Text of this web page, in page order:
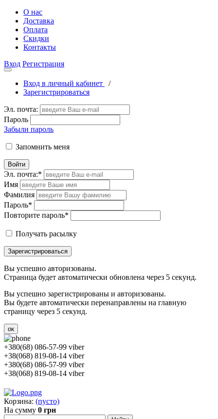
О нас
Доставка
Оплата
Скидки
Контакты
Вход Регистрация
Вход в личный кабинет
/
Зарегистрироваться
Эл. почта:
Пароль
Забыли пароль
Запомнить меня
Войти
Эл. почта:*
Имя
Фамилия
Пароль*
Повторите пароль*
Получать расылку
Зарегистрироваться
Вы успешно авторизованы.
Страница будет автоматически обновлена через 5 секунд.
Вы успешно зарегистрированы и авторизованы.
Вы будете автоматически перенаправлены на главную
страницу через 5 секунд.
ок
+380(68) 086-57-99 viber
+38(068) 819-08-14 viber
+380(68) 086-57-99 viber
+38(068) 819-08-14 viber
Корзина: (пусто)
На сумму 0 грн